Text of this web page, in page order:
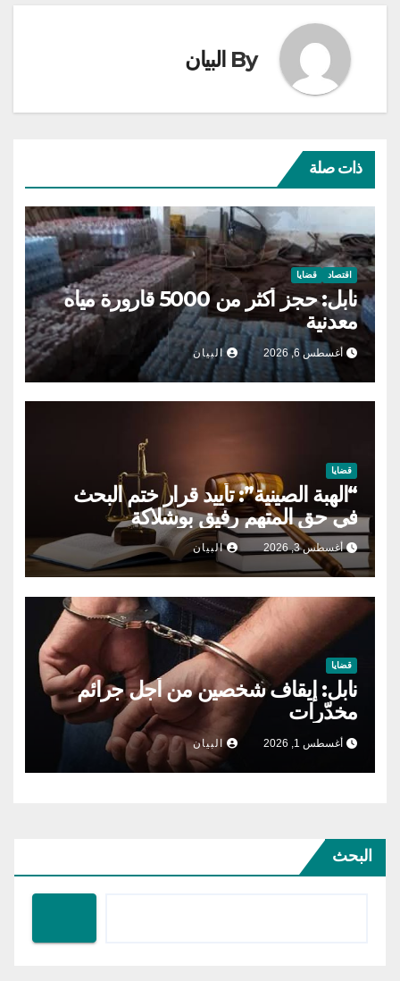
By البيان
ذات صلة
اقتصاد قضايا
نابل: حجز أكثر من 5000 قارورة مياه
معدنية
أغسطس 6, 2026 البيان
قضايا
“الهبة الصينية”: تأييد قرار ختم البحث
في حق المتهم رفيق بوشلاكة
أغسطس 3, 2026 البيان
قضايا
نابل: إيقاف شخصين من أجل جرائم
مخدّرات
أغسطس 1, 2026 البيان
البحث